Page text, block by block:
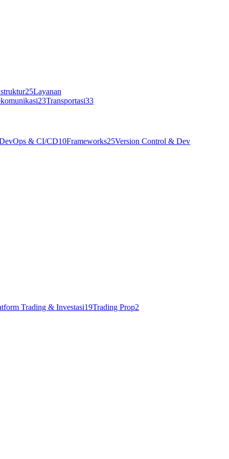
25Layanan
23Transportasi33
& CI/CD10Frameworks25Version Control & Dev
Trading & Investasi19Trading Prop2